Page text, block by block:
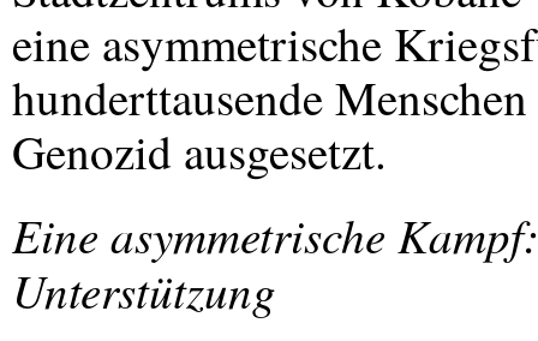
eine asymmetrische
hunderttausende
Genozid ausgesetzt.
Eine asymmetrische
Unterstützung